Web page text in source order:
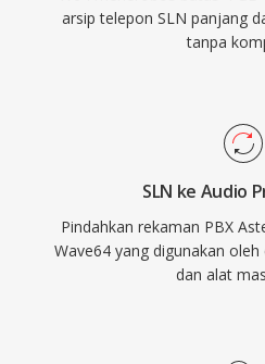
tinggi dan berdurasi
keandalan dan
arsip telepon SLN panjang
tanpa
SLN ke Audio
Pindahkan rekaman PBX
Wave64 yang digunakan
dan alat